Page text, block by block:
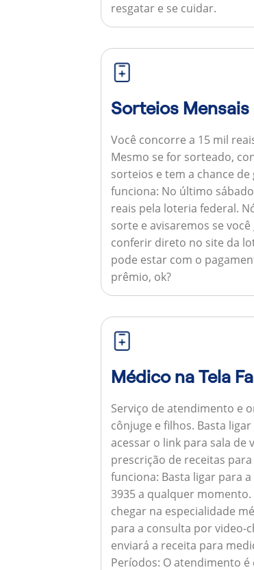
resgatar e se cuidar.
Sorteios Mensais
Você concorre a 15 mil
Mesmo se for sorteado,
sorteios e tem a chance de
funciona: No último
reais pela loteria federal.
sorte e avisaremos se
conferir direto no site da
pode estar com o
prêmio, ok?
Médico na Tela
Serviço de atendimento e
cônjuge e filhos. Basta
acessar o link para sala de
prescrição de receitas
funciona: Basta ligar para
3935 a qualquer
chegar na especialidade
para a consulta por video-
enviará a receita para
Períodos: O atendimento